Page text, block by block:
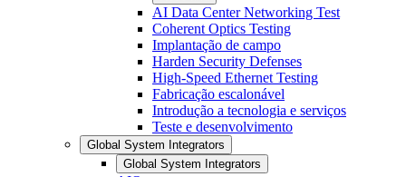
AI Data Center Networking Test
Coherent Optics Testing
Implantação de campo
Harden Security Defenses
High-Speed Ethernet Testing
Fabricação escalonável
Introdução a tecnologia e serviços
Teste e desenvolvimento
Global System Integrators
Global System Integrators